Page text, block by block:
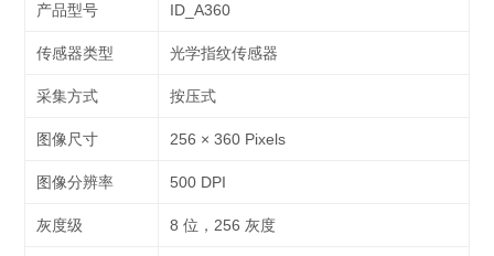
产品型号 ID_A360
传感器类型 光学指纹传感器
采集方式 按压式
图像尺寸 256 × 360 Pixels
图像分辨率 500 DPI
灰度级 8 位，256 灰度